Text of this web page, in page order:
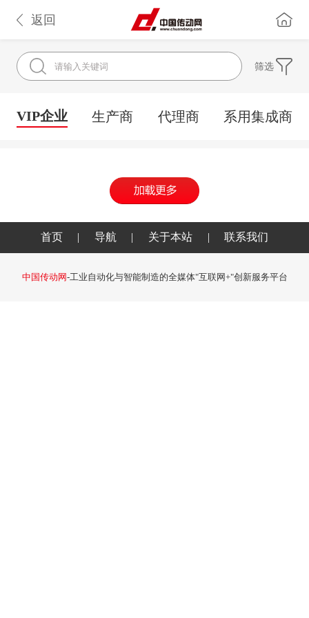
返回
筛选
VIP企业 生产商 代理商 系用集成商
首页 | 导航 | 关于本站 | 联系我们
中国传动网-工业自动化与智能制造的全媒体"互联网+"创新服务平台